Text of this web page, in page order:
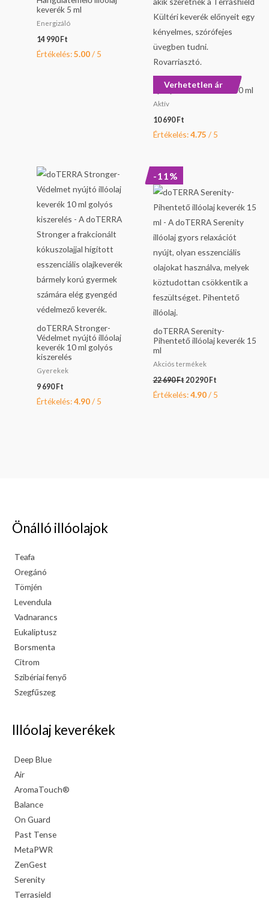
keverék 5 ml
Energizáló
14 990 Ft
Értékelés:5.00/ 5
Verhetetlen ár
doTERRA TerraShield
spray-Kültéri keverék 30 ml
Aktív
10 690 Ft
Értékelés:4.75 / 5
doTERRA Stronger-
Védelmet nyújtó illóolaj
keverék 10 ml golyós
kiszerelés
Gyerekek
9 690Ft
Értékelés:4.90/ 5
-11%
doTERRA Serenity-
Pihentető illóolaj keverék 15
ml
Akciós termékek
22 690Ft
was:
690 Ft.
20 290Ft
is:
290 Ft.
Értékelés:4.90/ 5
Önálló illóolajok
Teafa
Oregánó
Tömjén
Levendula
Vadnarancs
Eukaliptusz
Borsmenta
Citrom
Szibériai fenyő
Szegfűszeg
Illóolaj keverékek
Deep Blue
Air
AromaTouch®
Balance
On Guard
Past Tense
MetaPWR
ZenGest
Serenity
Terrasield